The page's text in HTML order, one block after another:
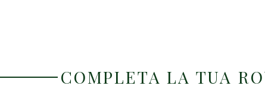
COMPLETA LA TUA